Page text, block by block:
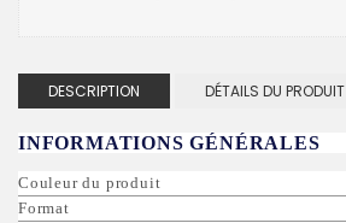
DESCRIPTION DÉTAILS DU PRODUIT
INFORMATIONS GÉNÉRALES
Couleur du produit
Format